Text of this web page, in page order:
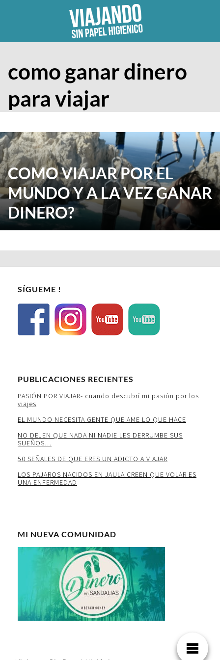
como ganar dinero
para viajar
COMO VIAJAR POR EL
MUNDO Y A LA VEZ GANAR
DINERO?
SÍGUEME !
PUBLICACIONES RECIENTES
PASIÓN POR VIAJAR- cuando descubrí mi pasión por los
viajes
EL MUNDO NECESITA GENTE QUE AME LO QUE HACE
NO DEJEN QUE NADA NI NADIE LES DERRUMBE SUS
SUEÑOS…
50 SEÑALES DE QUE ERES UN ADICTO A VIAJAR
LOS PAJAROS NACIDOS EN JAULA CREEN QUE VOLAR ES
UNA ENFERMEDAD
MI NUEVA COMUNIDAD